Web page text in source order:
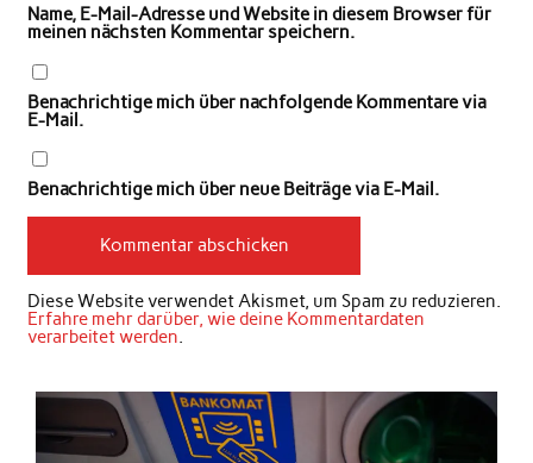
Name, E-Mail-Adresse und Website in diesem Browser für
meinen nächsten Kommentar speichern.
Benachrichtige mich über nachfolgende Kommentare via
E-Mail.
Benachrichtige mich über neue Beiträge via E-Mail.
Diese Website verwendet Akismet, um Spam zu reduzieren.
Erfahre mehr darüber, wie deine Kommentardaten
verarbeitet werden.